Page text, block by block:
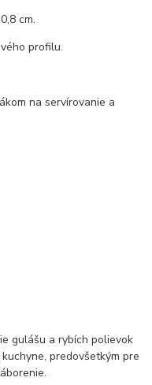
cm.
profilu.
na servírovanie a
gulášu a rybích polievok
predovšetkým pre